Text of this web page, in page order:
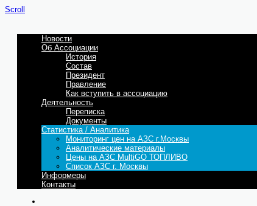
Scroll
Новости
Об Ассоциации
История
Состав
Президент
Правление
Как вступить в ассоциацию
Деятельность
Переписка
Документы
Статистика / Аналитика
Мониторинг цен на АЗС г.Москвы
Аналитические материалы
Цены на АЗС MultiGO ТОПЛИВО
Список АЗС г. Москвы
Информеры
Контакты